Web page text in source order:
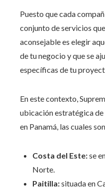
Puesto que cada
conjunto de servicios
aconsejable es elegir
de tu negocio y que se
específicas de tu
En este contexto,
ubicación estratégica de
en Panamá, las cuales
Costa del Este:se
Norte.
Paitilla:situada en